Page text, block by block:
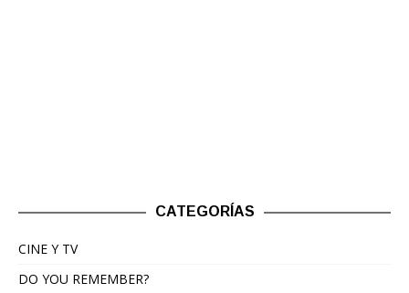
CATEGORÍAS
CINE Y TV
DO YOU REMEMBER?